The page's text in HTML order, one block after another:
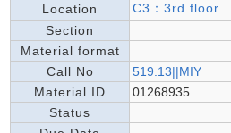
Location
C3：3rd floor
Section
Material format
Call No
519.13||MIY
Material ID
01268935
Status